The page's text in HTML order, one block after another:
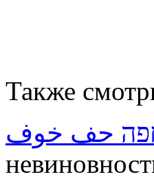
Также
حف خوف